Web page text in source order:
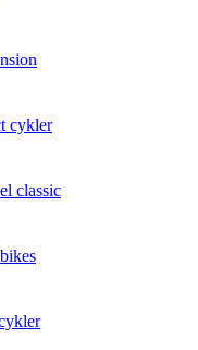
cykler
classic